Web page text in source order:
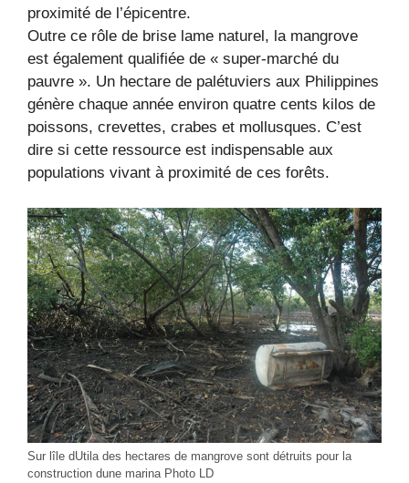
proximité de l’épicentre.
Outre ce rôle de brise lame naturel, la mangrove
est également qualifiée de « super-marché du
pauvre ». Un hectare de palétuviers aux Philippines
génère chaque année environ quatre cents kilos de
poissons, crevettes, crabes et mollusques. C’est
dire si cette ressource est indispensable aux
populations vivant à proximité de ces forêts.
Sur lîle dUtila des hectares de mangrove sont détruits pour la
construction dune marina Photo LD